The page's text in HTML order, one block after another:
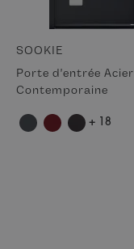
SOOKIE
Porte d'entrée Acier
Contemporaine
+ 18